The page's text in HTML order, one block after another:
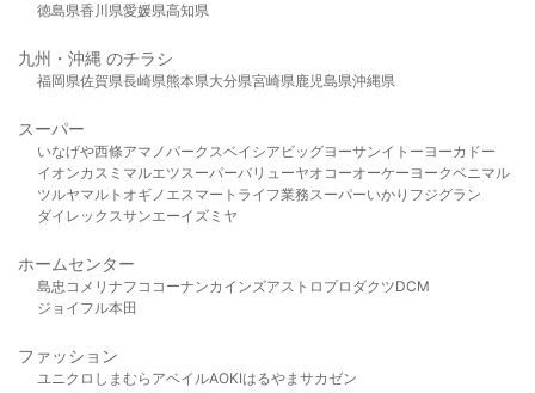
徳島県香川県愛媛県高知県
九州・沖縄 のチラシ
福岡県佐賀県長崎県熊本県大分県宮崎県鹿児島県沖縄県
スーパー
いなげや西條アマノパークスベイシア ビッグヨーサンイトーヨーカドー
イオンカスミ マルエツスーパーバリューヤオコーオーケー ヨークベニマル
ツルヤマルト オギノ エスマート ライフ業務スーパーいかり フジグラン
ダイレックスサンエーイズミヤ
ホームセンター
島忠 コメリ ナフコ コーナンカインズアストロプロダクツDCM
ジョイフル本田
ファッション
ユニクロ しまむら アベイルAOKIはるやま サカゼン